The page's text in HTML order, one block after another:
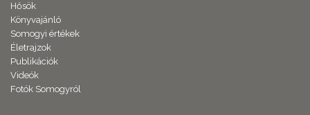
Hősök
Könyvajánló
Somogyi értékek
Életrajzok
Publikációk
Videók
Fotók Somogyról